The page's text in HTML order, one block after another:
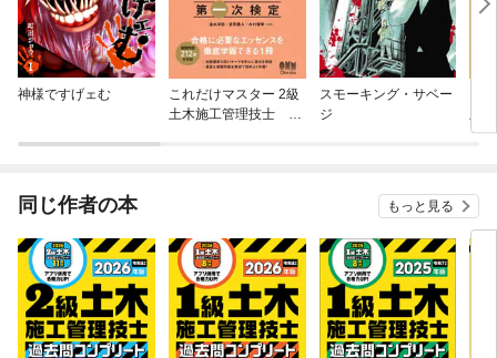
神様ですげェむ
これだけマスター 2級
土木施工管理技士 第
スモーキング・サベー
ジ
土
二
同じ作者の本 もっと見る